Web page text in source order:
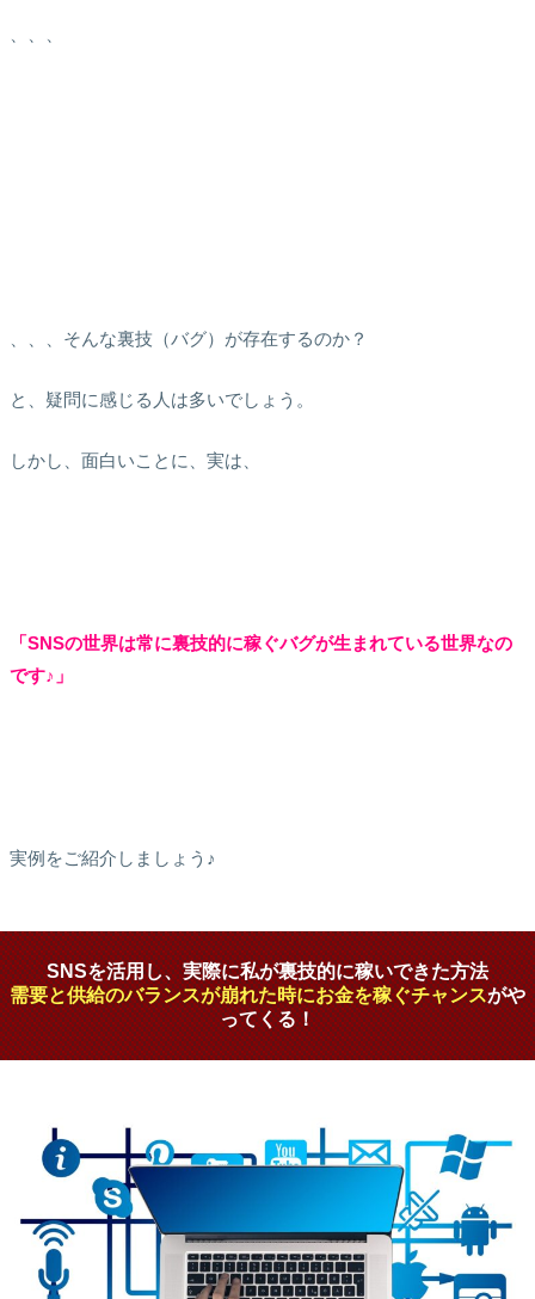
、、、そんな裏技（バグ）が存在するのか？
と、疑問に感じる人は多いでしょう。
しかし、面白いことに、実は、
「SNSの世界は常に裏技的に稼ぐバグが生まれている世界なの
です♪」
実例をご紹介しましょう♪
SNSを活用し、実際に私が裏技的に稼いできた方法
需要と供給のバランスが崩れた時にお金を稼ぐチャンスがや
ってくる！